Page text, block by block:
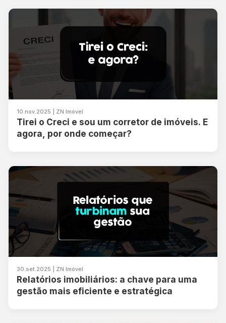
10.nov.2025 | ZN Imóvel
Tirei o Creci e sou um corretor de imóveis. E
agora, por onde começar?
30.set.2025 | ZN Imóvel
Relatórios imobiliários: a chave para uma
gestão mais eficiente e estratégica